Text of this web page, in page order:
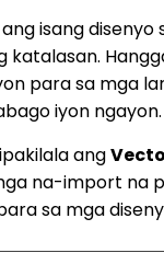
isang
katalasan.
para sa mga
iyon ngayon.
ang
na-import na
sa mga